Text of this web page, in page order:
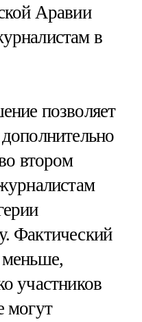
Аравии
в
позволяет
втором
Фактический
участников
могут